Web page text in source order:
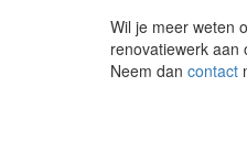
Wil je meer weten
renovatiewerk aan
Neem dan contact